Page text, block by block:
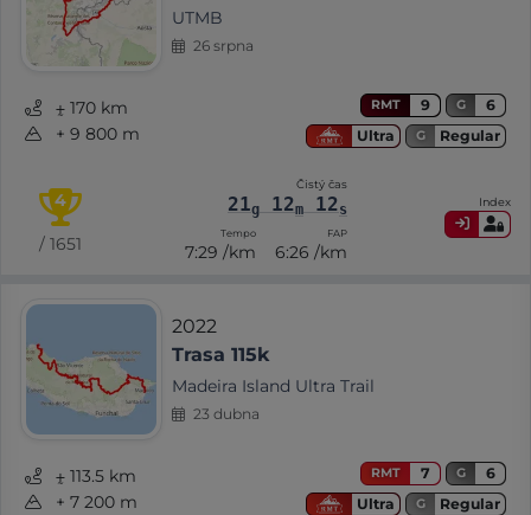
UTMB
26 srpna
⨦ 170 km
+ 9 800 m
RMT 9 G
6
Ultra
G Regular
4
/ 1651
Čistý čas
21g12m12s
Tempo
7:29 /km
FAP
6:26 /km
Index
2022
Trasa 115k
Madeira Island Ultra Trail
23 dubna
⨦ 113.5 km
+ 7 200 m
RMT 7 G
6
Ultra
G Regular